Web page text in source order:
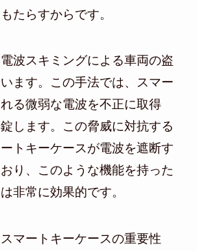
たらすからです。
波スキミングによる車両の盗
ます。この手法では、スマー
る微弱な電波を不正に取得
します。この脅威に対抗する
トキーケースが電波を遮断す
り、このような機能を持った
非常に効果的です。
マートキーケースの重要性